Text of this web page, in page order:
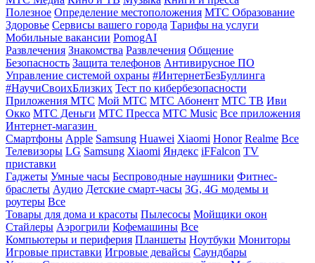
Полезное Определение местоположения МТС Образование
Здоровье Сервисы вашего города Тарифы на услуги
Мобильные вакансии PomogAI
Развлечения Знакомства Развлечения Общение
Безопасность Защита телефонов Антивирусное ПО
Управление системой охраны #ИнтернетБезБуллинга
#НаучиСвоихБлизких Тест по кибербезопасности
Приложения МТС Мой МТС МТС Абонент МТС ТВ Иви
Окко МТС Деньги МТС Пресса МТС Music Все приложения
Интернет-магазин
Смартфоны Apple Samsung Huawei Xiaomi Honor Realme Все
Телевизоры LG Samsung Xiaomi Яндекс iFFalcon TV
приставки
Гаджеты Умные часы Беспроводные наушники Фитнес-
браслеты Аудио Детские смарт-часы 3G, 4G модемы и
роутеры Все
Товары для дома и красоты Пылесосы Мойщики окон
Стайлеры Аэрогрили Кофемашины Все
Компьютеры и периферия Планшеты Ноутбуки Мониторы
Игровые приставки Игровые девайсы Саундбары